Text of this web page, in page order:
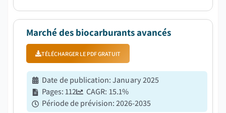
transports routiers....
Marché des biocarburants avancés
TÉLÉCHARGER LE PDF GRATUIT
Date de publication:January 2025
Pages:112 CAGR: 15.1%
Période de prévision:2026-2035